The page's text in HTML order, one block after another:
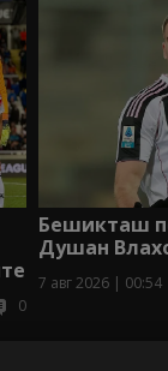
0
Бешикташ
Душан
7 авг 2026 | 00:54